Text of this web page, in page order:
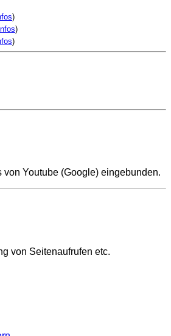
)
)
)
von Youtube (Google) eingebunden.
von Seitenaufrufen etc.